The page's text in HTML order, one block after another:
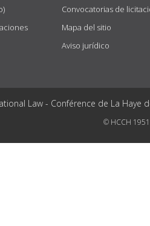
Convocatorias de
Mapa del sitio
Aviso jurídico
Law - Conférence de La
© HCCH